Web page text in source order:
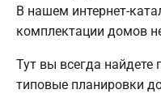
В нашем интернет-
комплектации домов
Тут вы всегда найдете
типовые планировки